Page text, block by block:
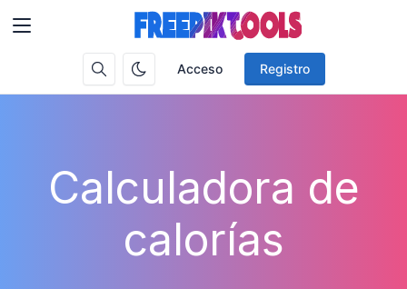
Acceso Registro
Calculadora de
calorías